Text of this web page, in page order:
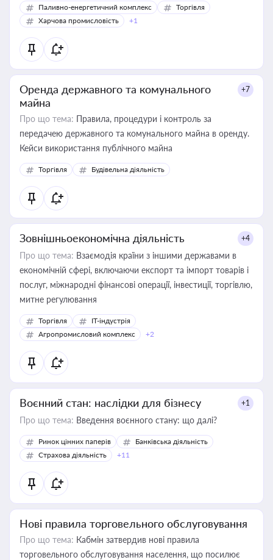
Паливно-енергетичний комплекс
Торгівля
Харчова промисловість
+1
Оренда державного та комунального
майна
+7
Про що тема: Правила, процедури і контроль за
передачею державного та комунального майна в оренду.
Кейси використання публічного майна
Торгівля Будівельна діяльність
Зовнішньоекономічна діяльність +4
Про що тема: Взаємодія країни з іншими державами в
економічній сфері, включаючи експорт та імпорт товарів і
послуг, міжнародні фінансові операції, інвестиції, торгівлю,
митне регулювання
Торгівля
IT-індустрія
Агропромисловий комплекс
+2
Воєнний стан: наслідки для бізнесу +1
Про що тема: Введення воєнного стану: що далі?
Ринок цінних паперів
Банківська діяльність
Страхова діяльність
+11
Нові правила торговельного обслуговування
Про що тема: Кабмін затвердив нові правила
торговельного обслуговування населення, що посилює